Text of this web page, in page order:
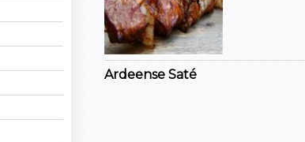
Ardeense Saté